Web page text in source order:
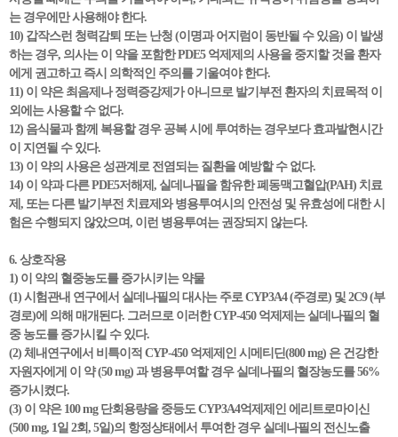
는 경우에만 사용해야 한다.
10) 갑작스런 청력감퇴 또는 난청 (이명과 어지럼이 동반될 수 있음) 이 발생
하는 경우, 의사는 이 약을 포함한 PDE5 억제제의 사용을 중지할 것을 환자
에게 권고하고 즉시 의학적인 주의를 기울여야 한다.
11) 이 약은 최음제나 정력증강제가 아니므로 발기부전 환자의 치료목적 이
외에는 사용할 수 없다.
12) 음식물과 함께 복용할 경우 공복 시에 투여하는 경우보다 효과발현시간
이 지연될 수 있다.
13) 이 약의 사용은 성관계로 전염되는 질환을 예방할 수 없다.
14) 이 약과 다른 PDE5저해제, 실데나필을 함유한 폐동맥고혈압(PAH) 치료
제, 또는 다른 발기부전 치료제와 병용투여시의 안전성 및 유효성에 대한 시
험은 수행되지 않았으며, 이런 병용투여는 권장되지 않는다.
6. 상호작용
1) 이 약의 혈중농도를 증가시키는 약물
(1) 시험관내 연구에서 실데나필의 대사는 주로 CYP3A4 (주경로) 및 2C9 (부
경로)에 의해 매개된다. 그러므로 이러한 CYP-450 억제제는 실데나필의 혈
중 농도를 증가시킬 수 있다.
(2) 체내연구에서 비특이적 CYP-450 억제제인 시메티딘(800 mg) 은 건강한
자원자에게 이 약 (50 mg) 과 병용투여할 경우 실데나필의 혈장농도를 56%
증가시켰다.
(3) 이 약은 100 mg 단회용량을 중등도 CYP3A4억제제인 에리트로마이신
(500 mg, 1일 2회, 5일)의 항정상태에서 투여한 경우 실데나필의 전신노출